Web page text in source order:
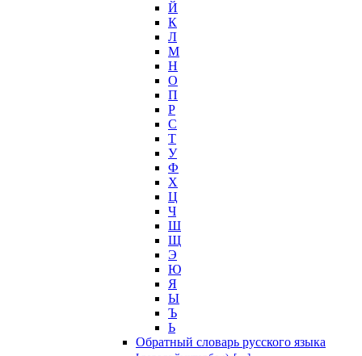
Й
К
Л
М
Н
О
П
Р
С
Т
У
Ф
Х
Ц
Ч
Ш
Щ
Э
Ю
Я
Ы
Ъ
Ь
Обратный словарь русского языка